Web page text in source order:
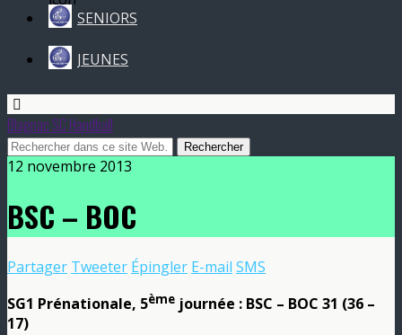
SENIORS
JEUNES
Blagnac SC Handball
12 novembre 2013
BSC – BOC
Partager Tweeter Épingler E-mail SMS
SG1 Prénationale, 5ème journée : BSC – BOC 31 (36 –
17)